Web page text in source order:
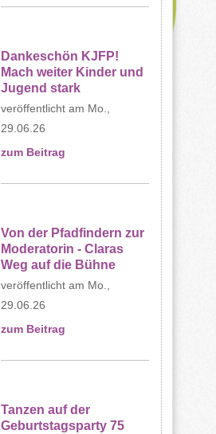
Dankeschön KJFP!
Mach weiter Kinder und
Jugend stark
Mo.,
29.06.26
zum Beitrag
Von der Pfadfindern zur
Moderatorin - Claras
Weg auf die Bühne
Mo.,
29.06.26
zum Beitrag
Tanzen auf der
Geburtstagsparty 75